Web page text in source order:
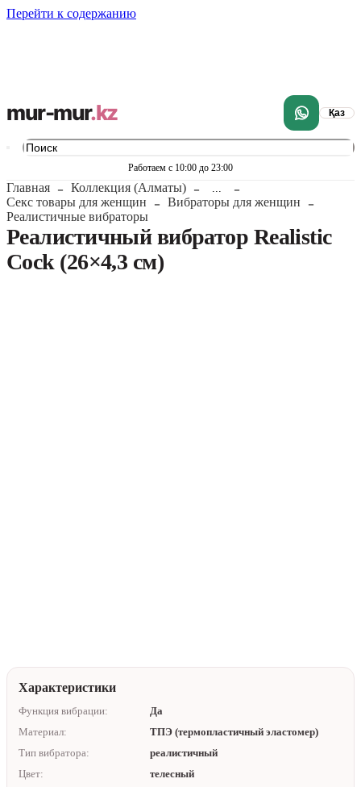
Перейти к содержанию
mur-mur.kz Қаз
Работаем с 10:00 до 23:00
Главная Коллекция (Алматы)
Секс товары для женщин
Вибраторы для женщин
Реалистичные вибраторы
Реалистичный вибратор Realistic
Cock (26×4,3 см)
Характеристики
Функция вибрации:
Да
Материал:
ТПЭ (термопластичный эластомер)
Тип вибратора:
реалистичный
Цвет:
телесный